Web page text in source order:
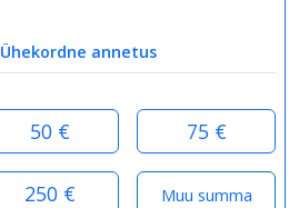
Ühekordne annetus
50 € 75 €
250 €